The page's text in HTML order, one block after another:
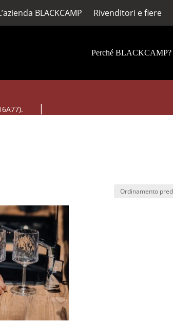
BLACKCAMP Rivenditori e fiere
Perché BLACKCAMP?